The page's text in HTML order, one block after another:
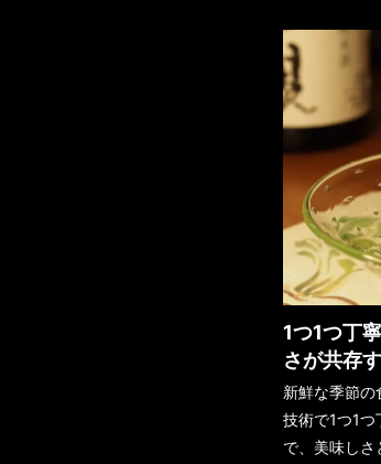
1つ1つ丁
さが共存
新鮮な季節の
技術で1つ1
で、美味しさ